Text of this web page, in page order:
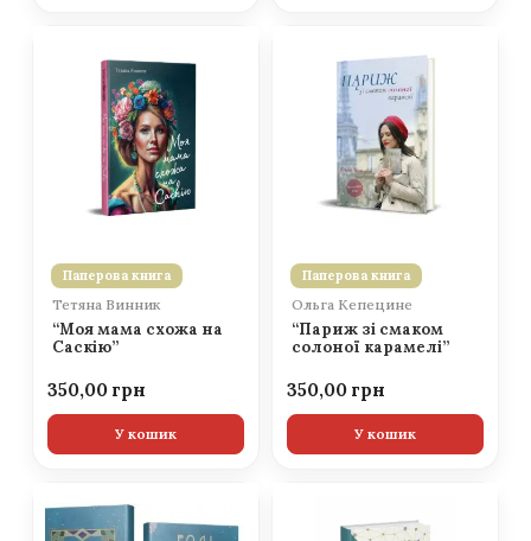
Паперова книга
Тетяна Винник
“Моя мама схожа на
Саскію”
350,00
У кошик
Паперова книга
Ольга Кепецине
“Париж зі смаком
солоної карамелі”
350,00
У кошик